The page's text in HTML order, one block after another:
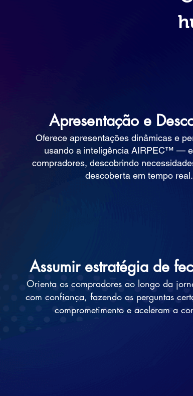
Apresentação e
Oferece apresentações dinâmicas e
usando a inteligência AIRPEC™ —
compradores, descobrindo
descoberta em tempo real.
Assumir estratégia de
Orienta os compradores ao longo da
com confiança, fazendo as perguntas
comprometimento e aceleram a